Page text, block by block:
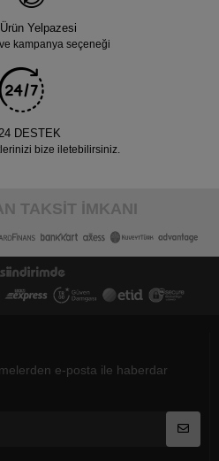
Yelpazesi
kampanya seçeneği
DESTEK
bize iletebilirsiniz.
TAKSİT İMKANI
e-posta ile haberdar